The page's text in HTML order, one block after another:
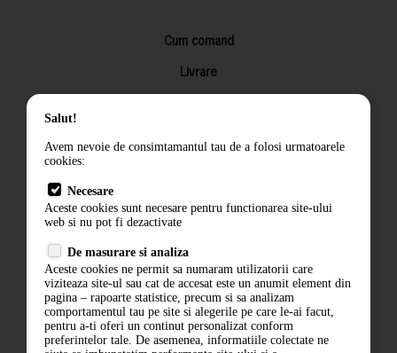
Cum comand
Livrare
Returnarea produselor
Termeni si conditii
Politica de confidentialitate
ANPC
Salut!
Avem nevoie de consimtamantul tau de a folosi urmatoarele
cookies:
Necesare
Aceste cookies sunt necesare pentru functionarea site-ului
web si nu pot fi dezactivate
De masurare si analiza
Aceste cookies ne permit sa numaram utilizatorii care
viziteaza site-ul sau cat de accesat este un anumit element din
pagina – rapoarte statistice, precum si sa analizam
comportamentul tau pe site si alegerile pe care le-ai facut,
pentru a-ti oferi un continut personalizat conform
preferintelor tale. De asemenea, informatiile colectate ne